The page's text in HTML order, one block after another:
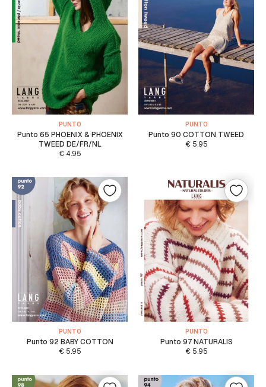
PUNTO
Punto 65 PHOENIX & PHOENIX
TWEED DE/FR/NL
€4.95
PUNTO
Punto 90 COTTON TWEED
€5.95
PUNTO
Punto 92 BABY COTTON
€5.95
PUNTO
Punto 97 NATURALIS
€5.95